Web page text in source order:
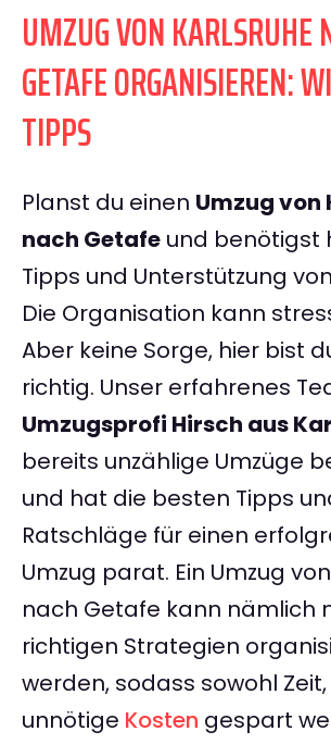
UMZUG VON KARLSRUHE
GETAFE ORGANISIEREN:
TIPPS
Planst du einen Umzug von
nach Getafe und benötigst
Tipps und Unterstützung
Die Organisation kann
Aber keine Sorge, hier bist
richtig. Unser erfahrenes
Umzugsprofi Hirsch aus
bereits unzählige Umzüge
und hat die besten Tipps
Ratschläge für einen
Umzug parat. Ein Umzug
nach Getafe kann nämlich
richtigen Strategien
werden, sodass sowohl
unnötige Kosten gespart